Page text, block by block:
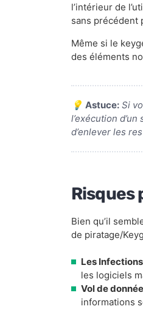
l’intérieur de
sans précédent
Même si le
des éléments
💡 Astuce: Si
l’exécution d’un
d’enlever les
Risques
Bien qu’il
de piratage/
Les
les logiciels
Vol de
informations